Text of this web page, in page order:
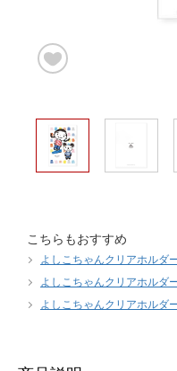
こちらもおすすめ
よしこちゃんクリアホルダ
よしこちゃんクリアホルダ
よしこちゃんクリアホルダ